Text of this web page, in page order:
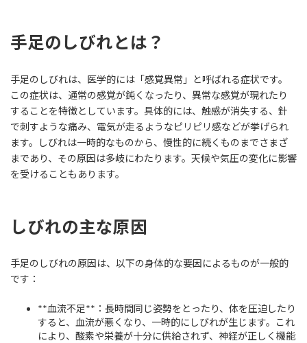
手足のしびれとは？
手足のしびれは、医学的には「感覚異常」と呼ばれる症状です。
この症状は、通常の感覚が鈍くなったり、異常な感覚が現れたり
することを特徴としています。具体的には、触感が消失する、針
で刺すような痛み、電気が走るようなピリピリ感などが挙げられ
ます。しびれは一時的なものから、慢性的に続くものまでさまざ
まであり、その原因は多岐にわたります。天候や気圧の変化に影響
を受けることもあります。
しびれの主な原因
手足のしびれの原因は、以下の身体的な要因によるものが一般的
です：
**血流不足**：長時間同じ姿勢をとったり、体を圧迫したり
すると、血流が悪くなり、一時的にしびれが生じます。これ
により、酸素や栄養が十分に供給されず、神経が正しく機能